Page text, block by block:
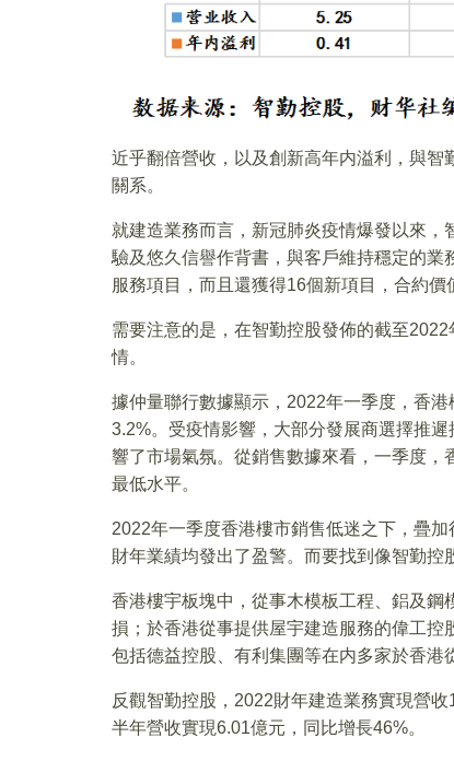
近乎翻倍營收，以及創新高年内溢利，與
關系。
就建造業務而言，新冠肺炎疫情爆發以來
驗及悠久信譽作背書，與客戶維持穩定的
服務項目，而且還獲得16個新項目，合約價
需要注意的是，在智勤控股發佈的截至
情。
據仲量聯行數據顯示，2022年一季度，香
3.2%。受疫情影響，大部分發展商選擇推
響了市場氣氛。從銷售數據來看，一季度
最低水平。
2022年一季度香港樓市銷售低迷之下，疊
財年業績均發出了盈警。而要找到像智勤控
香港樓宇板塊中，從事木模板工程、鋁及
損；於香港從事提供屋宇建造服務的偉工控
包括德益控股、有利集團等在内多家於香港
反觀智勤控股，2022財年建造業務實現營
半年營收實現6.01億元，同比增長46%。